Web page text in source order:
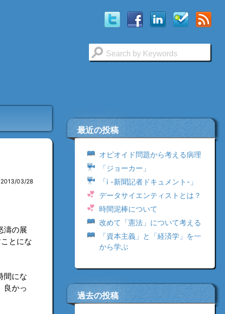
最近の投稿
オピオイド問題から考える病理
「ジョーカー」
「i -新聞記者ドキュメント-」
データサイエンティストとは？
時間泥棒について
改めて「憲法」について考える
「資本主義」と「経済学」を一
から学ぶ
過去の投稿
2013/03/28
濤の展
とにな
間にな
良かっ